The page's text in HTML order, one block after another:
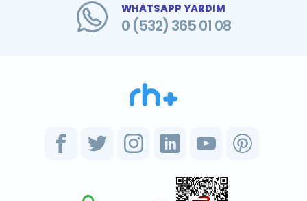
WHATSAPP YARDIM
0 (532) 365 01 08